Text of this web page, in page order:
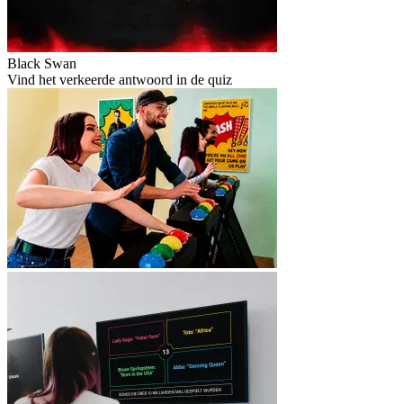
Black Swan
Vind het verkeerde antwoord in de quiz